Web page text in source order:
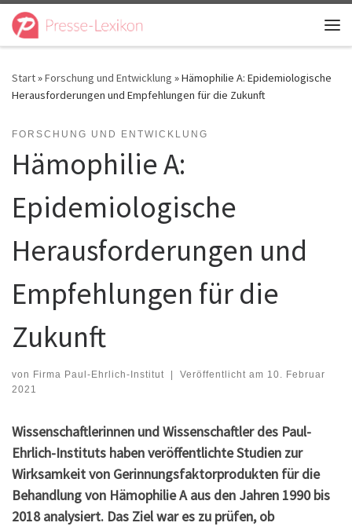
Zum Inhalt springen
Start»Forschung und Entwicklung »Hämophilie A: Epidemiologische
Herausforderungen und Empfehlungen für die Zukunft
FORSCHUNG UND ENTWICKLUNG
Hämophilie A:
Epidemiologische
Herausforderungen und
Empfehlungen für die
Zukunft
von Firma Paul-Ehrlich-Institut | Veröffentlicht am 10. Februar
2021
Wissenschaftlerinnen und Wissenschaftler des Paul-
Ehrlich-Instituts haben veröffentlichte Studien zur
Wirksamkeit von Gerinnungsfaktorprodukten für die
Behandlung von Hämophilie A aus den Jahren 1990 bis
2018 analysiert. Das Ziel war es zu prüfen, ob